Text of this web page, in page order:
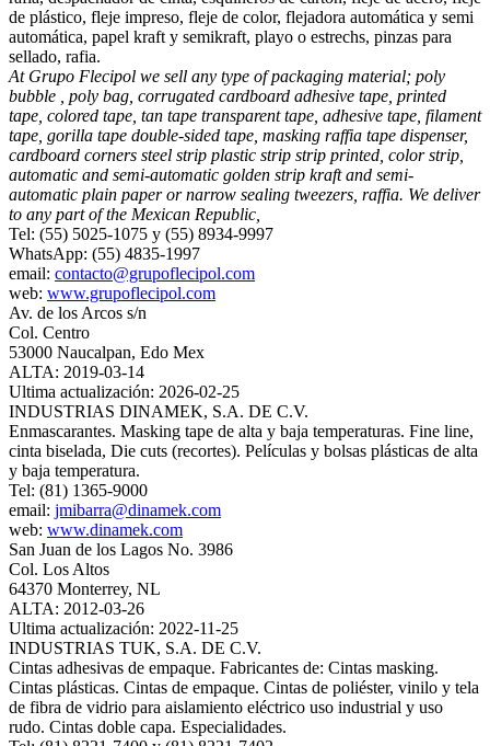
de plástico, fleje impreso, fleje de color, flejadora automática y semi
automática, papel kraft y semikraft, playo o estrechs, pinzas para
sellado, rafia.
At Grupo Flecipol we sell any type of packaging material; poly
bubble , poly bag, corrugated cardboard adhesive tape, printed
tape, colored tape, tan tape transparent tape, adhesive tape, filament
tape, gorilla tape double‐sided tape, masking raffia tape dispenser,
cardboard corners steel strip plastic strip strip printed, color strip,
automatic and semi‐automatic golden strip kraft and semi‐
automatic plain paper or narrow sealing tweezers, raffia. We deliver
to any part of the Mexican Republic,
Tel: (55) 5025-1075 y (55) 8934-9997
WhatsApp: (55) 4835-1997
email: contacto@grupoflecipol.com
web: www.grupoflecipol.com
Av. de los Arcos s/n
Col. Centro
53000 Naucalpan, Edo Mex
ALTA: 2019-03-14
Ultima actualización: 2026-02-25
INDUSTRIAS DINAMEK, S.A. DE C.V.
Enmascarantes. Masking tape de alta y baja temperaturas. Fine line,
cinta biselada, Die cuts (recortes). Películas y bolsas plásticas de alta
y baja temperatura.
Tel: (81) 1365-9000
email: jmibarra@dinamek.com
web: www.dinamek.com
San Juan de los Lagos No. 3986
Col. Los Altos
64370 Monterrey, NL
ALTA: 2012-03-26
Ultima actualización: 2022-11-25
INDUSTRIAS TUK, S.A. DE C.V.
Cintas adhesivas de empaque. Fabricantes de: Cintas masking.
Cintas plásticas. Cintas de empaque. Cintas de poliéster, vinilo y tela
de fibra de vidrio para aislamiento eléctrico uso industrial y uso
rudo. Cintas doble capa. Especialidades.